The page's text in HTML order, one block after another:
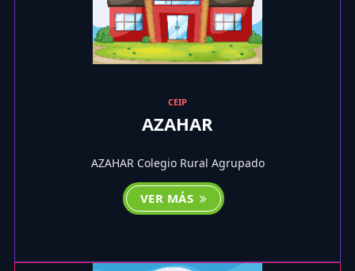
CEIP
AZAHAR
AZAHAR Colegio Rural Agrupado
VER MÁS